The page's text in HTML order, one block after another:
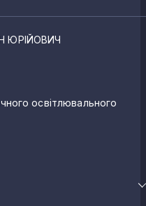
ЮРІЙОВИЧ
освітлювального